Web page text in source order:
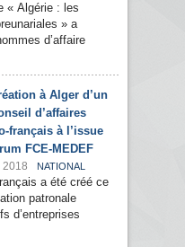
« Algérie : les
» a
d’affaire
à Alger d’un
d’affaires
français à l’issue
FCE-MEDEF
2018 NATIONAL
a été créé ce
patronale
d’entreprises